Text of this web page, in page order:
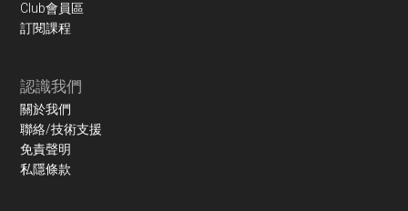
Club會員區
訂閱課程
認識我們
關於我們
聯絡/技術支援
免責聲明
私隱條款